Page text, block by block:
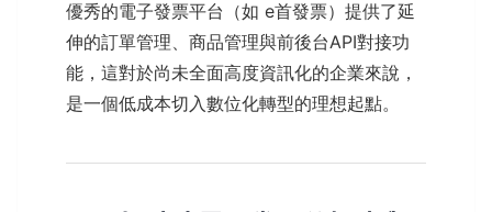
優秀的電子發票平台（如 e首發票）提供了延
伸的訂單管理、商品管理與前後台API對接功
能，這對於尚未全面高度資訊化的企業來說，
是一個低成本切入數位化轉型的理想起點。